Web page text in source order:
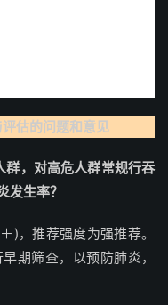
估的问题和意见
群，对高危人群常规行吞
发生率？
)，推荐强度为强推荐。
期筛查，以预防肺炎，